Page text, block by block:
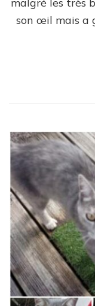
son œil mais a